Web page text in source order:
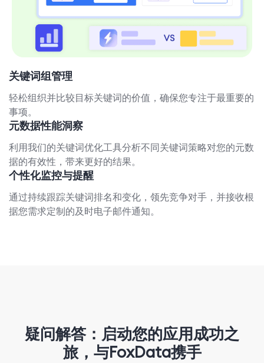
关键词组管理
轻松组织并比较目标关键词的价值，确保您专注于最重要的
事项。
元数据性能洞察
利用我们的关键词优化工具分析不同关键词策略对您的元数
据的有效性，带来更好的结果。
个性化监控与提醒
通过持续跟踪关键词排名和变化，领先竞争对手，并接收根
据您需求定制的及时电子邮件通知。
疑问解答：启动您的应用成功之
旅，与FoxData携手